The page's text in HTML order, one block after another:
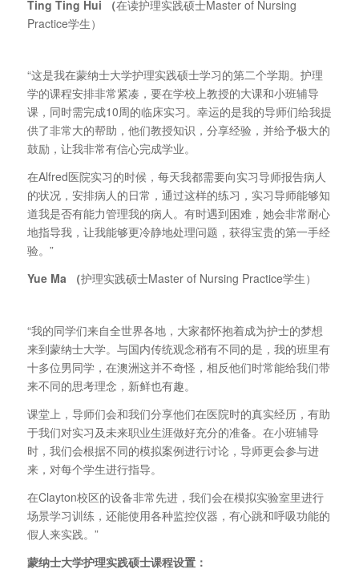
Ting Ting Hui
（在读护理实践硕士Master of Nursing
Practice学生）
“这是我在蒙纳士大学护理实践硕士学习的第二个学期。护理
学的课程安排非常紧凑，要在学校上教授的大课和小班辅导
课，同时需完成10周的临床实习。幸运的是我的导师们给我提
供了非常大的帮助，他们教授知识，分享经验，并给予极大的
鼓励，让我非常有信心完成学业。
在Alfred医院实习的时候，每天我都需要向实习导师报告病人
的状况，安排病人的日常，通过这样的练习，实习导师能够知
道我是否有能力管理我的病人。有时遇到困难，她会非常耐心
地指导我，让我能够更冷静地处理问题，获得宝贵的第一手经
验。”
Yue Ma
（护理实践硕士Master of Nursing Practice学生）
“我的同学们来自全世界各地，大家都怀抱着成为护士的梦想
来到蒙纳士大学。与国内传统观念稍有不同的是，我的班里有
十多位男同学，在澳洲这并不奇怪，相反他们时常能给我们带
来不同的思考理念，新鲜也有趣。
课堂上，导师们会和我们分享他们在医院时的真实经历，有助
于我们对实习及未来职业生涯做好充分的准备。在小班辅导
时，我们会根据不同的模拟案例进行讨论，导师更会参与进
来，对每个学生进行指导。
在Clayton校区的设备非常先进，我们会在模拟实验室里进行
场景学习训练，还能使用各种监控仪器，有心跳和呼吸功能的
假人来实践。”
蒙纳士大学护理实践硕士课程设置：